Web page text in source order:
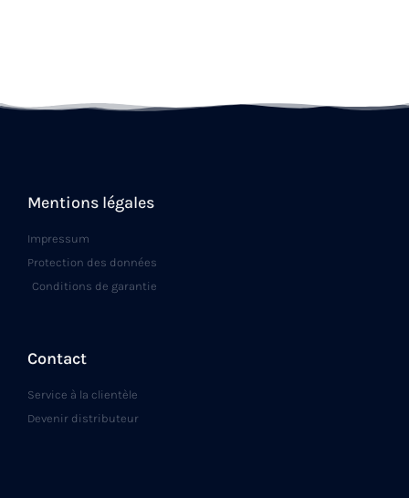
Mentions légales
Impressum
Protection des données
Conditions de garantie
Contact
Service à la clientèle
Devenir distributeur